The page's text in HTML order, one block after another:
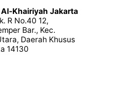
Khairiyah Jakarta
R No.40 12,
Bar., Kec.
Daerah Khusus
14130